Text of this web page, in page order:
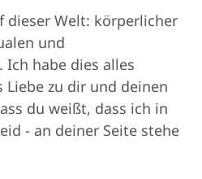
dieser Welt: körperlicher
und
habe dies alles
zu dir und deinen
du weißt, dass ich in
- an deiner Seite stehe